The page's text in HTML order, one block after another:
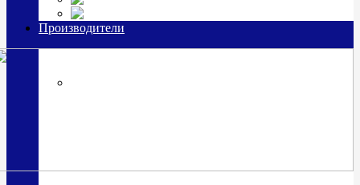
Производители